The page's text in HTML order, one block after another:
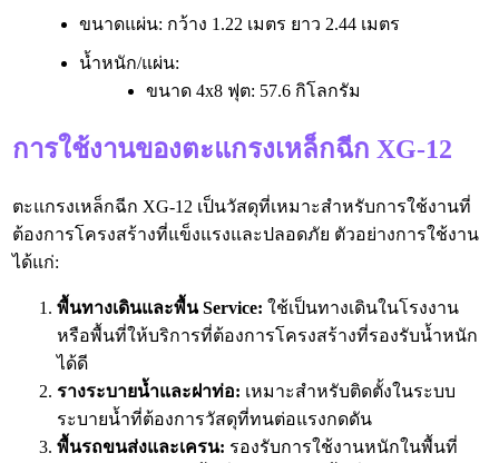
ขนาดแผ่น: กว้าง 1.22 เมตร ยาว 2.44 เมตร
น้ำหนัก/แผ่น:
ขนาด 4x8 ฟุต: 57.6 กิโลกรัม
การใช้งานของตะแกรงเหล็กฉีก XG-12
ตะแกรงเหล็กฉีก XG-12 เป็นวัสดุที่เหมาะสำหรับการใช้งานที่
ต้องการโครงสร้างที่แข็งแรงและปลอดภัย ตัวอย่างการใช้งาน
ได้แก่:
พื้นทางเดินและพื้น Service: ใช้เป็นทางเดินในโรงงาน
หรือพื้นที่ให้บริการที่ต้องการโครงสร้างที่รองรับน้ำหนัก
ได้ดี
รางระบายน้ำและฝาท่อ: เหมาะสำหรับติดตั้งในระบบ
ระบายน้ำที่ต้องการวัสดุที่ทนต่อแรงกดดัน
พื้นรถขนส่งและเครน: รองรับการใช้งานหนักในพื้นที่